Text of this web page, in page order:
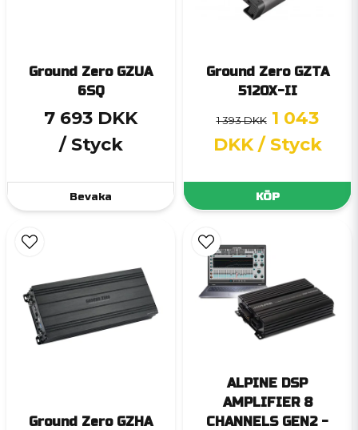
Ground Zero GZUA
6SQ
7 693 DKK
/ Styck
Bevaka
Ground Zero GZTA
5120X-II
1 393 DKK 1 043
DKK / Styck
KÖP
Ground Zero GZHA
ALPINE DSP
AMPLIFIER 8
CHANNELS GEN2 -